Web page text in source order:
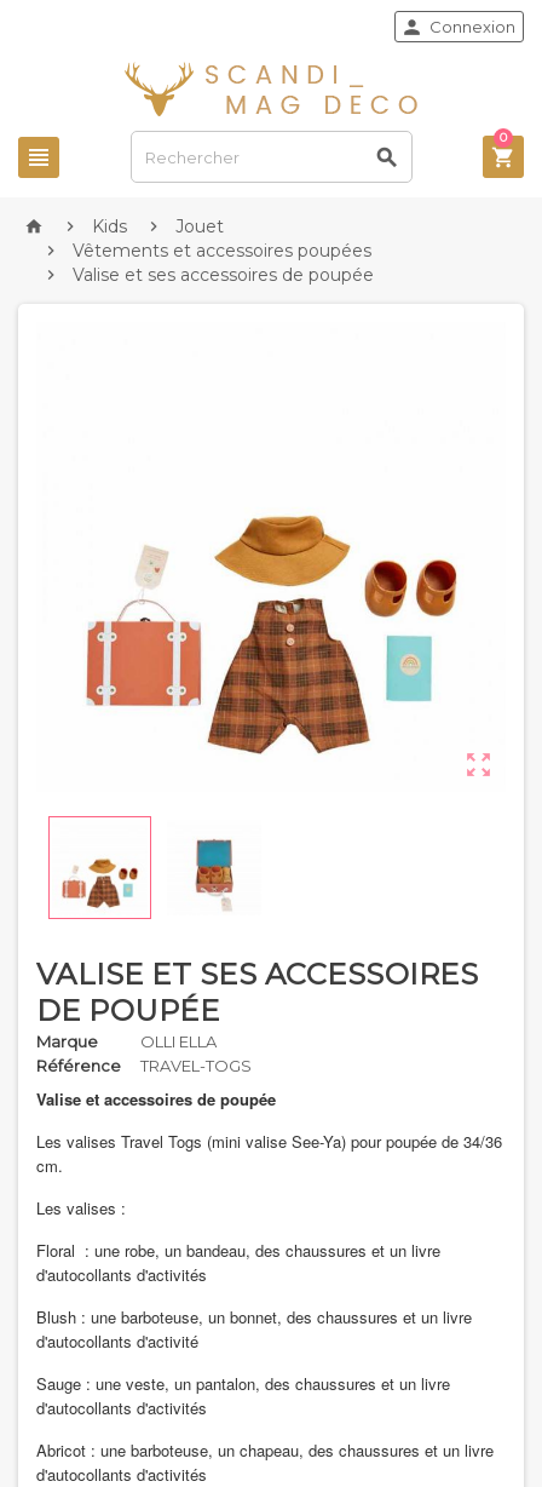
 
 Connexion

0
  Kids  Jouet
 Vêtements et accessoires poupées
 Valise et ses accessoires de poupée

VALISE ET SES ACCESSOIRES
DE POUPÉE
Marque
OLLI ELLA
Référence
TRAVEL-TOGS
Valise et accessoires de poupée
Les valises Travel Togs (mini valise See-Ya) pourpoupée de 34/36
cm.
Les valises :
Floral : une robe, un bandeau, des chaussures et un livre
d'autocollants d'activités
Blush : une barboteuse, un bonnet, des chaussures et un livre
d'autocollants d'activité
Sauge : une veste, un pantalon, des chaussures et un livre
d'autocollants d'activités
Abricot : une barboteuse, un chapeau, des chaussures et un livre
d'autocollants d'activités